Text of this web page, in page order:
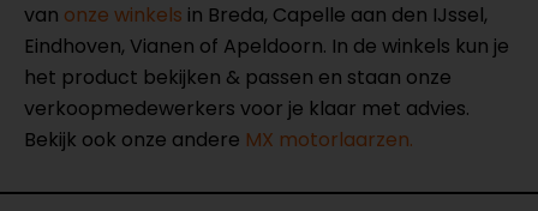
van onze winkels in Breda, Capelle aan den IJssel,
Eindhoven, Vianen of Apeldoorn. In de winkels kun je
het product bekijken & passen en staan onze
verkoopmedewerkers voor je klaar met advies.
Bekijk ook onze andere MX motorlaarzen.